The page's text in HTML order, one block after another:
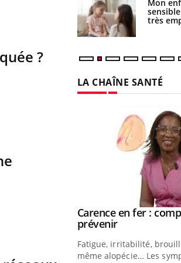
?
Mon
très
LA CHAÎNE SANTÉ
Youtube
Carence en fer :
prévenirYoutube
Fatigue, irritabilité,
même alopécie… Les